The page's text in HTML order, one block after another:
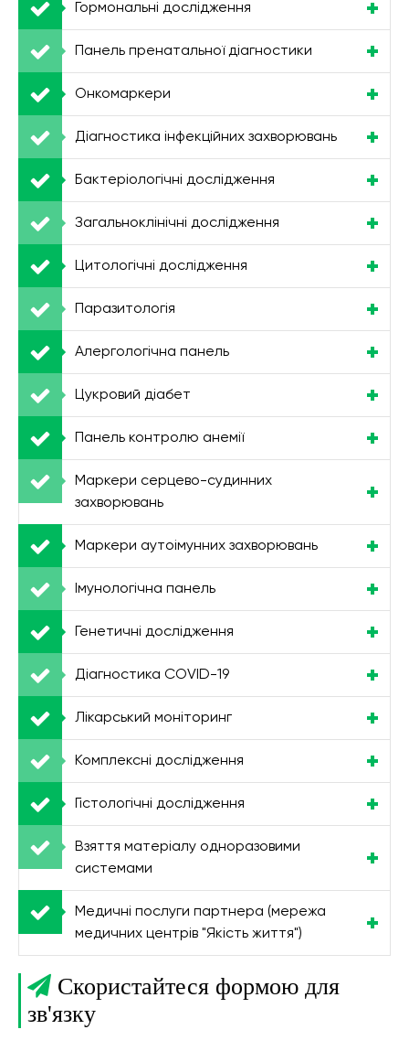
Гормональні дослідження
Панель пренатальної діагностики
Онкомаркери
Діагностика інфекційних захворювань
Бактеріологічні дослідження
Загальноклінічні дослідження
Цитологічні дослідження
Паразитологія
Алергологічна панель
Цукровий діабет
Панель контролю анемії
Маркери серцево-судинних
захворювань
Маркери аутоімунних захворювань
Імунологічна панель
Генетичні дослідження
Діагностика COVID-19
Лікарський моніторинг
Комплексні дослідження
Гістологічні дослідження
Взяття матеріалу одноразовими
системами
Медичні послуги партнера (мережа
медичних центрів "Якість життя")
Скористайтеся формою для
зв'язку